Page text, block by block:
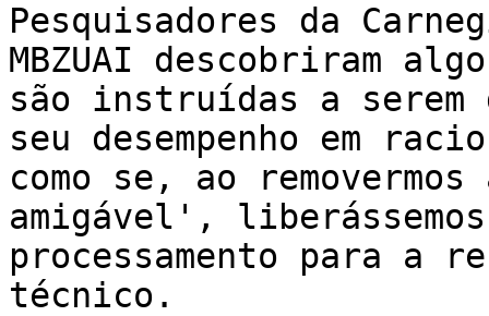
Pesquisadores da
MBZUAI descobriram
são instruídas a
seu desempenho em
como se, ao
amigável',
processamento para a
técnico.